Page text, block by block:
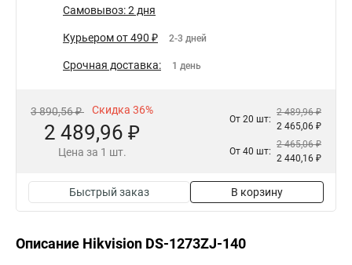
Самовывоз: 2 дня
Курьером от 490 ₽ 2-3 дней
Срочная доставка: 1 день
3 890,56 ₽ Скидка 36%
2 489,96 ₽
Цена за 1 шт.
От 20 шт:
2 489,96 ₽
2 465,06 ₽
От 40 шт:
2 465,06 ₽
2 440,16 ₽
Быстрый заказ В корзину
Описание Hikvision DS-1273ZJ-140